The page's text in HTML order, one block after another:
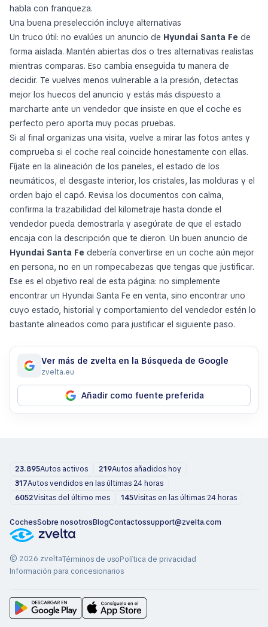
habla con franqueza.
Una buena preselección incluye alternativas
Un truco útil: no evalúes un anuncio de Hyundai Santa Fe de
forma aislada. Mantén abiertas dos o tres alternativas realistas
mientras comparas. Eso cambia enseguida tu manera de
decidir. Te vuelves menos vulnerable a la presión, detectas
mejor los huecos del anuncio y estás más dispuesto a
marcharte ante un vendedor que insiste en que el coche es
perfecto pero aporta muy pocas pruebas.
Si al final organizas una visita, vuelve a mirar las fotos antes y
comprueba si el coche real coincide honestamente con ellas.
Fíjate en la alineación de los paneles, el estado de los
neumáticos, el desgaste interior, los cristales, las molduras y el
orden bajo el capó. Revisa los documentos con calma,
confirma la trazabilidad del kilometraje hasta donde el
vendedor pueda demostrarla y asegúrate de que el estado
encaja con la descripción que te dieron. Un buen anuncio de
Hyundai Santa Fe debería convertirse en un coche aún mejor
en persona, no en un rompecabezas que tengas que justificar.
Ese es el objetivo real de esta página: no simplemente
encontrar un Hyundai Santa Fe en venta, sino encontrar uno
cuyo estado, historial y comportamiento del vendedor estén lo
bastante alineados como para justificar el siguiente paso.
Ver más de zvelta en la Búsqueda de Google
zvelta.eu
Añadir como fuente preferida
23.895Autos activos 219Autos añadidos hoy
317Autos vendidos en las últimas 24 horas
6052Visitas del último mes 145Visitas en las últimas 24 horas
CochesSobre nosotrosBlogContactossupport@zvelta.com
© 2026 zveltaTérminos de usoPolítica de privacidad
Información para concesionarios